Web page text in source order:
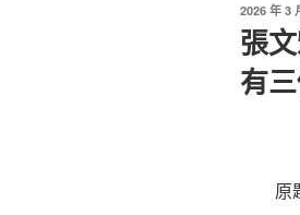
發
佈
於
2026 年 3
張
有
原題